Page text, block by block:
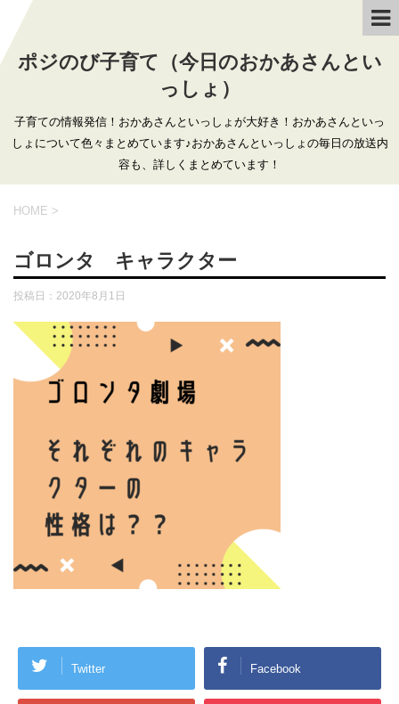
ポジのび子育て（今日のおかあさんとい
っしょ）
子育ての情報発信！おかあさんといっしょが大好き！おかあさんといっ
しょについて色々まとめています♪おかあさんといっしょの毎日の放送内
容も、詳しくまとめています！
HOME >
ゴロンタ キャラクター
投稿日： 2020年8月1日
Twitter Facebook